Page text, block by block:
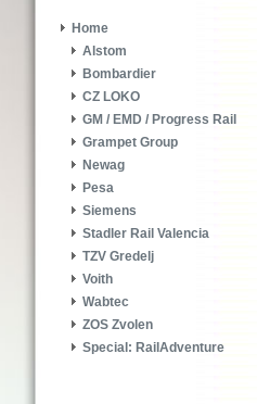
Home
Alstom
Bombardier
CZ LOKO
GM / EMD / Progress Rail
Grampet Group
Newag
Pesa
Siemens
Stadler Rail Valencia
TZV Gredelj
Voith
Wabtec
ZOS Zvolen
Special: RailAdventure